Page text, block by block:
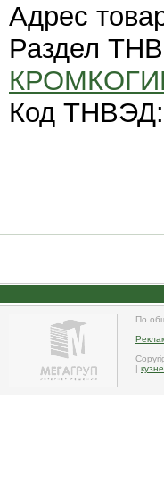
Адрес
Раздел
Код ТНВЭД:
По
|